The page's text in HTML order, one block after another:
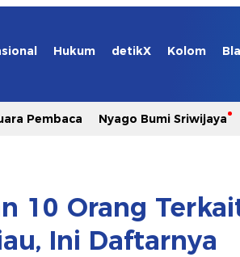
Hukum detikX Kolom
Pembaca Nyago Bumi Sriwijaya
10 Orang
Ini Daftarnya